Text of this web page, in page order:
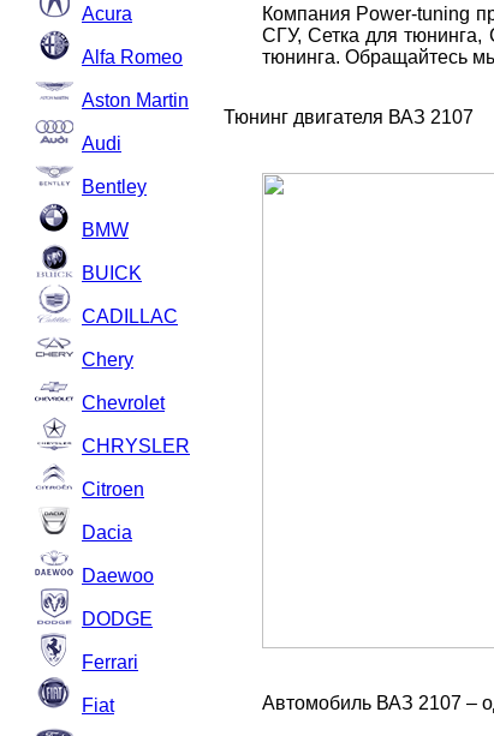
Acura
Alfa Romeo
Aston Martin
Audi
Bentley
BMW
BUICK
CADILLAC
Chery
Chevrolet
CHRYSLER
Citroen
Dacia
Daewoo
DODGE
Ferrari
Fiat
Компания Power-tuning
СГУ, Сетка для
тюнинга. Обращайтесь
Тюнинг двигателя ВАЗ 2107
Автомобиль ВАЗ 2107 –